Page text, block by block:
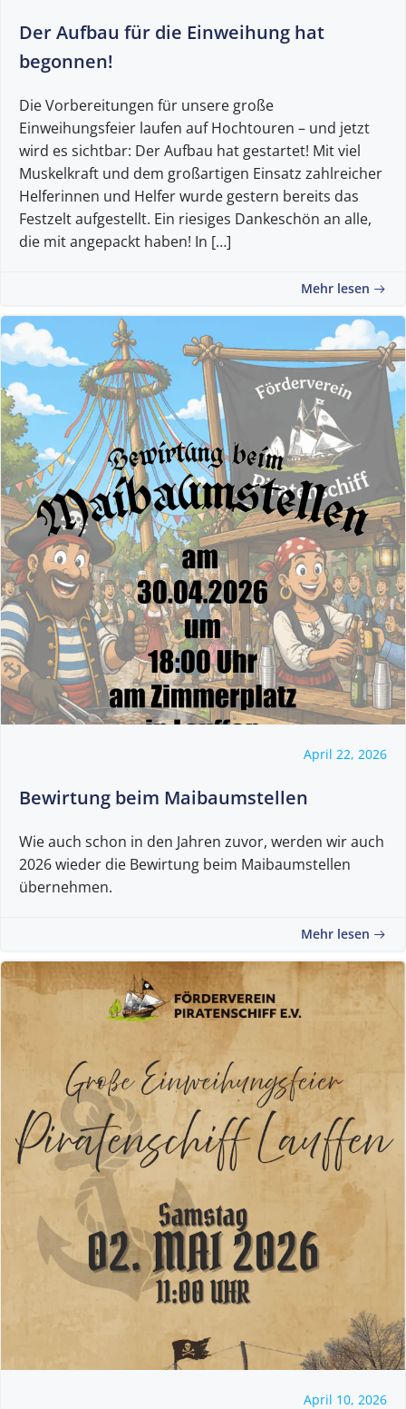
Der Aufbau für die Einweihung hat
begonnen!
Die Vorbereitungen für unsere große
Einweihungsfeier laufen auf Hochtouren – und jetzt
wird es sichtbar: Der Aufbau hat gestartet! Mit viel
Muskelkraft und dem großartigen Einsatz zahlreicher
Helferinnen und Helfer wurde gestern bereits das
Festzelt aufgestellt. Ein riesiges Dankeschön an alle,
die mit angepackt haben! In […]
Mehr lesen
April 22, 2026
Bewirtung beim Maibaumstellen
Wie auch schon in den Jahren zuvor, werden wir auch
2026 wieder die Bewirtung beim Maibaumstellen
übernehmen.
Mehr lesen
April 10, 2026